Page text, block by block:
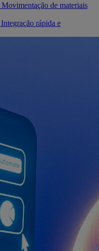
Movimentação de materiais
Integração rápida e